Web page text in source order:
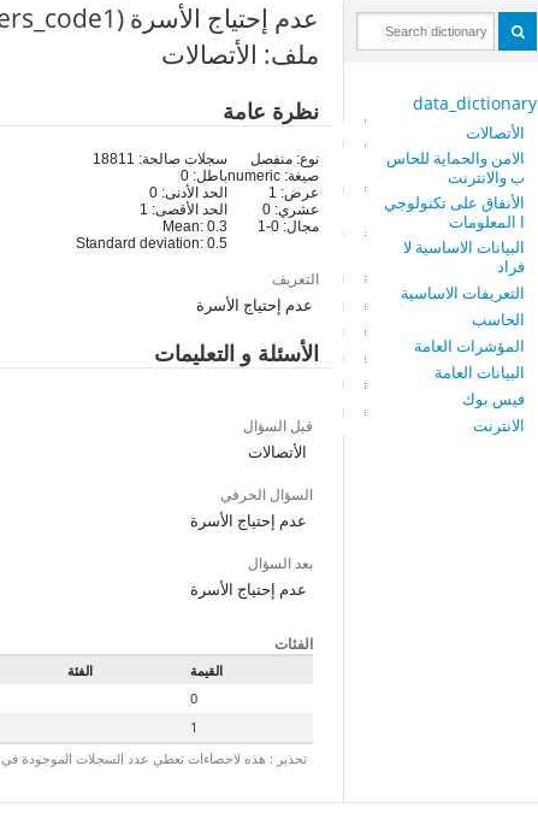
data_dictionary
الأتصالات
الامن والحماية للحاس
ب والانترنت
الأنفاق على تكنولوجي
ا المعلومات
البيانات الاساسية لا
فراد
التعريفات الاساسية
الحاسب
المؤشرات العامة
البيانات العامة
فيس بوك
الانترنت
عدم إحتياج الأسرة (phon_barriers_code1)
ملف: الأتصالات
نظرة عامة
نوع: منفصل
صيغة: numeric
عرض: 1
عشري: 0
مجال: 0-1
سجلات صالحة: 18811
باطل: 0
الحد الأدنى: 0
الحد الأقصى: 1
Mean: 0.3
Standard deviation: 0.5
التعريف
عدم إحتياج الأسرة
الأسئلة و التعليمات
قبل السؤال
الأتصالات
السؤال الحرفي
عدم إحتياج الأسرة
بعد السؤال
عدم إحتياج الأسرة
الفئات
القيمة الفئة
0
1
تحذير : هذه لاحصاءات تعطي عدد السجلات الموجودة في